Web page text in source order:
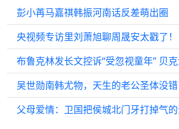
彭小苒马嘉祺韩振河南话反差萌出圈
央视频专访里刘萧旭聊周晟安太戳了！
吴世勋南韩尤物，天生的老公圣体没错